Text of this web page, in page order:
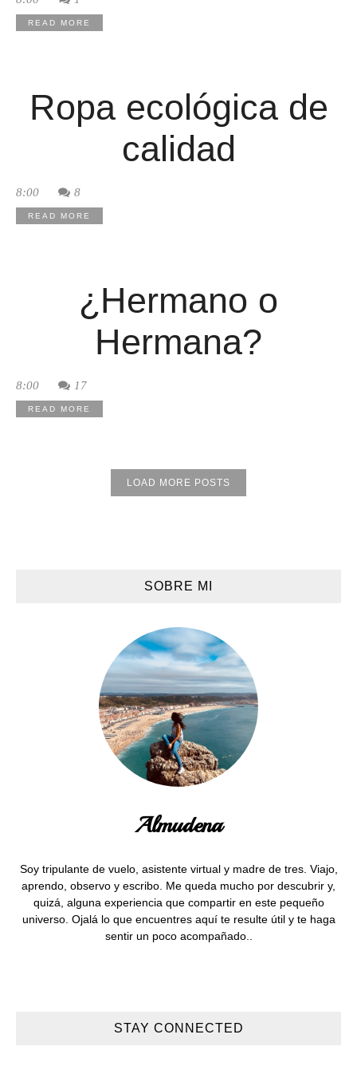
READ MORE
Ropa ecológica de
calidad
8:00 8
READ MORE
¿Hermano o
Hermana?
8:00 17
READ MORE
LOAD MORE POSTS
SOBRE MI
Almudena
Soy tripulante de vuelo, asistente virtual y madre de tres. Viajo,
aprendo, observo y escribo. Me queda mucho por descubrir y,
quizá, alguna experiencia que compartir en este pequeño
universo. Ojalá lo que encuentres aquí te resulte útil y te haga
sentir un poco acompañado..
STAY CONNECTED